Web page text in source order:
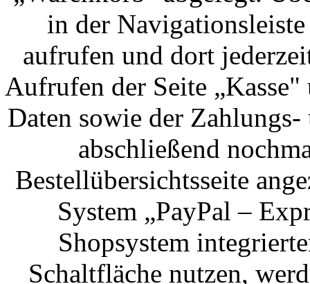
in der
aufrufen und dort
Aufrufen der Seite
Daten sowie der
abschließend
Bestellübersichtsseite
System „PayPal –
Shopsystem
Schaltfläche nutzen,